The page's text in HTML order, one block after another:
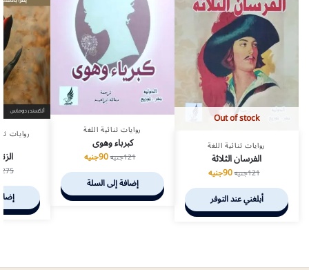
Out of stock
روايات ثنائية اللغة
الفرسان الثلاثة
121جنيه90جنيه
أبلغني عند التوفر
روايات ثنائية اللغة
كبرباء وهوى
121جنيه90جنيه
إضافة إلى السلة
روايات
275